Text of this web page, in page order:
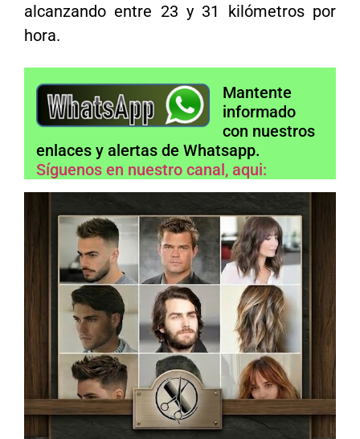
alcanzando entre 23 y 31 kilómetros por
hora.
Mantente
informado
con nuestros
enlaces y alertas de Whatsapp.
Síguenos en nuestro canal, aqui: